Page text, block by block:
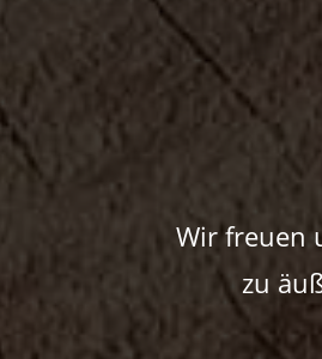
Wir freuen
zu